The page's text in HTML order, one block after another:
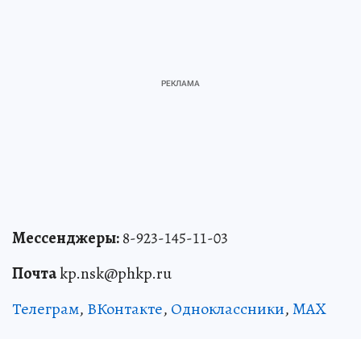
Мессенджеры:8-923-145-11-03
Почтаkp.nsk@phkp.ru
Телеграм, ВКонтакте, Одноклассники,MAX